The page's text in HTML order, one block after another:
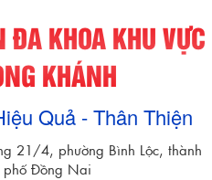
ĐA KHOA KHU VỰC
KHÁNH
Quả - Thân Thiện
21/4, phường Bình Lộc, thành
phố Đồng Nai